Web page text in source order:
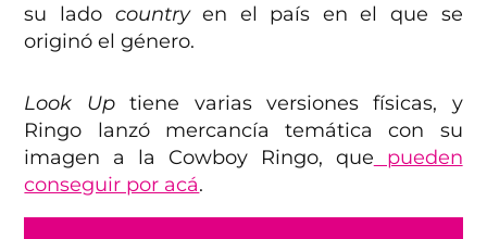
su lado countryen el país en el que se
originó el género.
Look Uptiene varias versiones físicas, y
Ringo lanzó mercancía temática con su
imagen a la Cowboy Ringo, que pueden
conseguir por acá.